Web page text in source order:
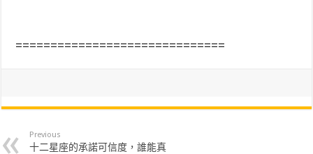
==============================
Previous
十二星座的承諾可信度，誰能真